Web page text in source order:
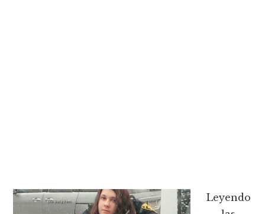
Leyendo